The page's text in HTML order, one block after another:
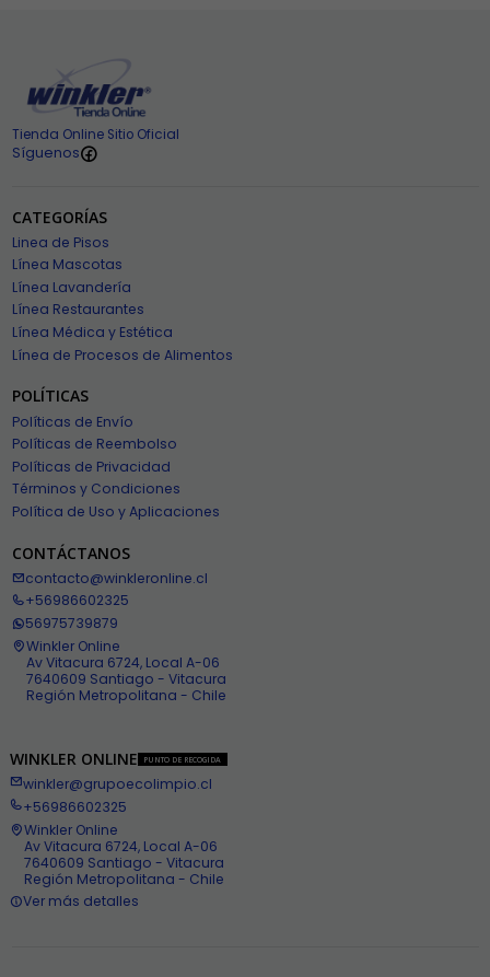
Tienda Online Sitio Oficial
Síguenos
CATEGORÍAS
Linea de Pisos
Línea Mascotas
Línea Lavandería
Línea Restaurantes
Línea Médica y Estética
Línea de Procesos de Alimentos
POLÍTICAS
Políticas de Envío
Políticas de Reembolso
Políticas de Privacidad
Términos y Condiciones
Política de Uso y Aplicaciones
CONTÁCTANOS
contacto@winkleronline.cl
+56986602325
56975739879
Winkler Online
Av Vitacura 6724, Local A-06
7640609 Santiago - Vitacura
Región Metropolitana - Chile
WINKLER ONLINE PUNTO DE RECOGIDA
winkler@grupoecolimpio.cl
+56986602325
Winkler Online
Av Vitacura 6724, Local A-06
7640609 Santiago - Vitacura
Región Metropolitana - Chile
Ver más detalles